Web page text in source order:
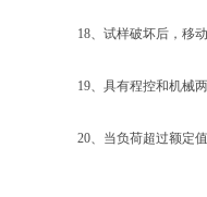
18、试样破坏后，移动
19、具有程控和机械两
20、当负荷超过额定值